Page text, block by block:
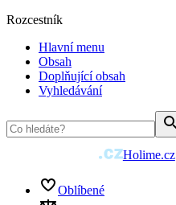
Rozcestník
Hlavní menu
Obsah
Doplňující obsah
Vyhledávání
Holime.cz
Oblíbené